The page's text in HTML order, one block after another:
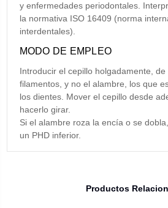
y enfermedades periodontales.
la normativa ISO 16409 (norma
interdentales).
MODO DE EMPLEO
Introducir el cepillo holgadamente,
filamentos, y no el alambre, los que
los dientes. Mover el cepillo desde
hacerlo girar.
Si el alambre roza la encía o se
un PHD inferior.
Productos